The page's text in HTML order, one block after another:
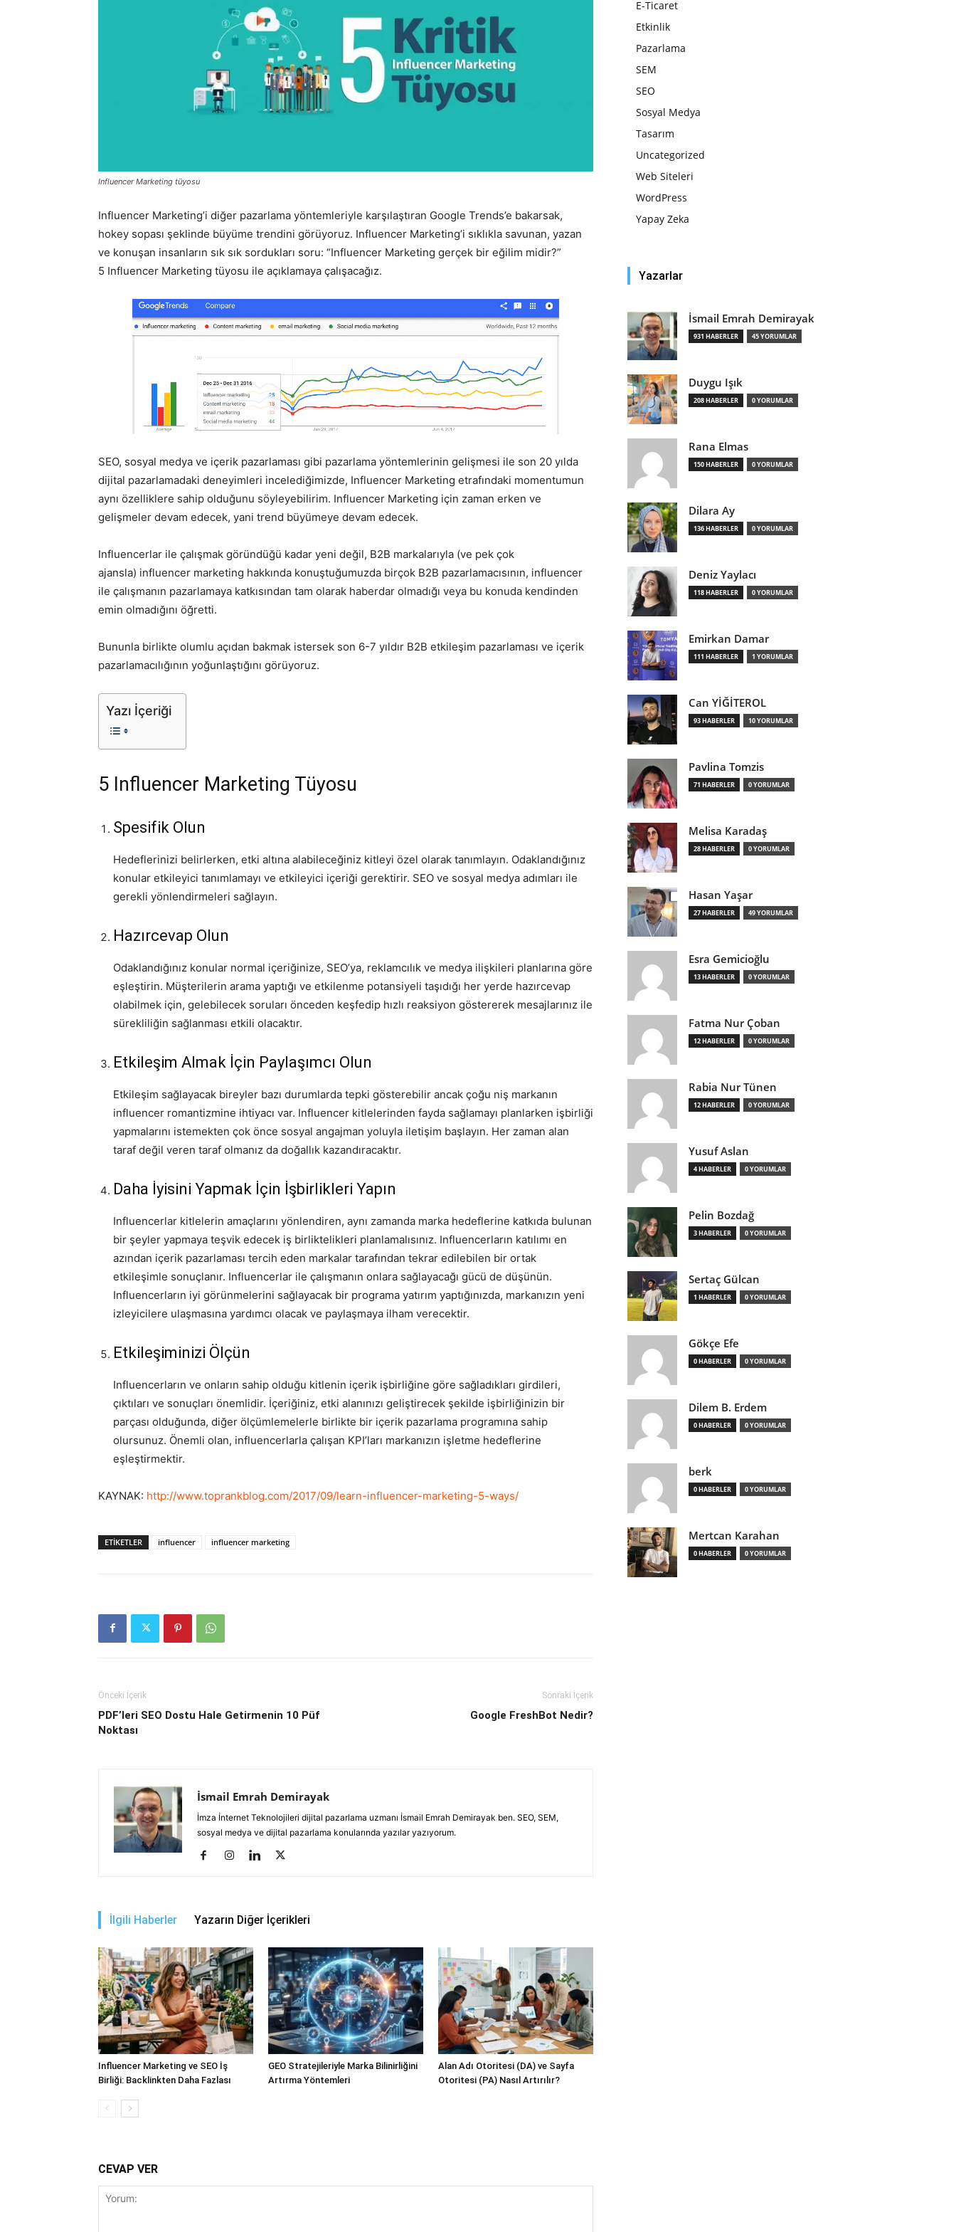
ve
SEO,
SEM,
ASO,
Tasarım,
Influencer Marketing tüyosu
Influencer Marketing’i diğer pazarlama yöntemleriyle karşılaştıran Google Trends’e bakarsak,
hokey sopası şeklinde büyüme trendini görüyoruz. Influencer Marketing’i sıklıkla savunan, yazan
ve konuşan insanların sık ​​sık sordukları soru: “Influencer Marketing gerçek bir eğilim midir?”
5 Influencer Marketing tüyosu ile açıklamaya çalışacağız.
SEO, sosyal medya ve içerik pazarlaması gibi pazarlama yöntemlerinin gelişmesi ile son 20 yılda
dijital pazarlamadaki deneyimleri incelediğimizde, Influencer Marketing etrafındaki momentumun
aynı özelliklere sahip olduğunu söyleyebilirim. Influencer Marketing için zaman erken ve
gelişmeler devam edecek, yani trend büyümeye devam edecek.
Influencerlar ile çalışmak göründüğü kadar yeni değil, B2B markalarıyla (ve pek çok
ajansla) influencer marketing hakkında konuştuğumuzda birçok B2B pazarlamacısının, influencer
ile çalışmanın pazarlamaya katkısından tam olarak haberdar olmadığı veya bu konuda kendinden
emin olmadığını öğretti.
Bununla birlikte olumlu açıdan bakmak istersek son 6-7 yıldır B2B etkileşim pazarlaması ve içerik
pazarlamacılığının yoğunlaştığını görüyoruz.
Yazı İçeriği
5 Influencer Marketing Tüyosu
Spesifik Olun
Hedeflerinizi belirlerken, etki altına alabileceğiniz kitleyi özel olarak tanımlayın. Odaklandığınız
konular etkileyici tanımlamayı ve etkileyici içeriği gerektirir. SEO ve sosyal medya adımları ile
gerekli yönlendirmeleri sağlayın.
Hazırcevap Olun
Odaklandığınız konular normal içeriğinize, SEO’ya, reklamcılık ve medya ilişkileri planlarına göre
eşleştirin. Müşterilerin arama yaptığı ve etkilenme potansiyeli taşıdığı her yerde hazırcevap
olabilmek için, gelebilecek soruları önceden keşfedip hızlı reaksiyon göstererek mesajlarınız ile
sürekliliğin sağlanması etkili olacaktır.
Etkileşim Almak İçin Paylaşımcı Olun
Etkileşim sağlayacak bireyler bazı durumlarda tepki gösterebilir ancak çoğu niş markanın
influencer romantizmine ihtiyacı var. Influencer kitlelerinden fayda sağlamayı planlarken işbirliği
yapmalarını istemekten çok önce sosyal angajman yoluyla iletişim başlayın. Her zaman alan
taraf değil veren taraf olmanız da doğallık kazandıracaktır.
Daha İyisini Yapmak İçin İşbirlikleri Yapın
Influencerlar kitlelerin amaçlarını yönlendiren, aynı zamanda marka hedeflerine katkıda bulunan
bir şeyler yapmaya teşvik edecek iş birliktelikleri planlamalısınız. Influencerların katılımı en
azından içerik pazarlaması tercih eden markalar tarafından tekrar edilebilen bir ortak
etkileşimle sonuçlanır. Influencerlar ile çalışmanın onlara sağlayacağı gücü de düşünün.
Influencerların iyi görünmelerini sağlayacak bir programa yatırım yaptığınızda, markanızın yeni
izleyicilere ulaşmasına yardımcı olacak ve paylaşmaya ilham verecektir.
Etkileşiminizi Ölçün
Influencerların ve onların sahip olduğu kitlenin içerik işbirliğine göre sağladıkları girdileri,
çıktıları ve sonuçları önemlidir. İçeriğiniz, etki alanınızı geliştirecek şekilde işbirliğinizin bir
parçası olduğunda, diğer ölçümlemelerle birlikte bir içerik pazarlama programına sahip
olursunuz. Önemli olan, influencerlarla çalışan KPI’ları markanızın işletme hedeflerine
eşleştirmektir.
KAYNAK: http://www.toprankblog.com/2017/09/learn-influencer-marketing-5-ways/
ETIKETLER influencer influencer marketing
Önceki İçerik
PDF’leri SEO Dostu Hale Getirmenin 10 Püf
Noktası
Sonraki İçerik
Google FreshBot Nedir?
İsmail Emrah Demirayak
İmza İnternet Teknolojileri dijital pazarlama uzmanı İsmail Emrah Demirayak ben. SEO, SEM,
sosyal medya ve dijital pazarlama konularında yazılar yazıyorum.
İlgili Haberler Yazarın Diğer İçerikleri
Influencer Marketing ve SEO İş
Birliği: Backlinkten Daha Fazlası
GEO Stratejileriyle Marka Bilinirliğini
Artırma Yöntemleri
Alan Adı Otoritesi (DA) ve Sayfa
Otoritesi (PA) Nasıl Artırılır?
CEVAP VER
E-Ticaret
Etkinlik
Pazarlama
SEM
SEO
Sosyal Medya
Tasarım
Uncategorized
Web Siteleri
WordPress
Yapay Zeka
Yazarlar
İsmail Emrah Demirayak
931 HABERLER 45 YORUMLAR
Duygu Işık
208 HABERLER 0 YORUMLAR
Rana Elmas
150 HABERLER 0 YORUMLAR
Dilara Ay
136 HABERLER 0 YORUMLAR
Deniz Yaylacı
118 HABERLER 0 YORUMLAR
Emirkan Damar
111 HABERLER 1 YORUMLAR
Can YİĞİTEROL
93 HABERLER 10 YORUMLAR
Pavlina Tomzis
71 HABERLER 0 YORUMLAR
Melisa Karadaş
28 HABERLER 0 YORUMLAR
Hasan Yaşar
27 HABERLER 49 YORUMLAR
Esra Gemicioğlu
13 HABERLER 0 YORUMLAR
Fatma Nur Çoban
12 HABERLER 0 YORUMLAR
Rabia Nur Tünen
12 HABERLER 0 YORUMLAR
Yusuf Aslan
4 HABERLER 0 YORUMLAR
Pelin Bozdağ
3 HABERLER 0 YORUMLAR
Sertaç Gülcan
1 HABERLER 0 YORUMLAR
Gökçe Efe
0 HABERLER 0 YORUMLAR
Dilem B. Erdem
0 HABERLER 0 YORUMLAR
berk
0 HABERLER 0 YORUMLAR
Mertcan Karahan
0 HABERLER 0 YORUMLAR